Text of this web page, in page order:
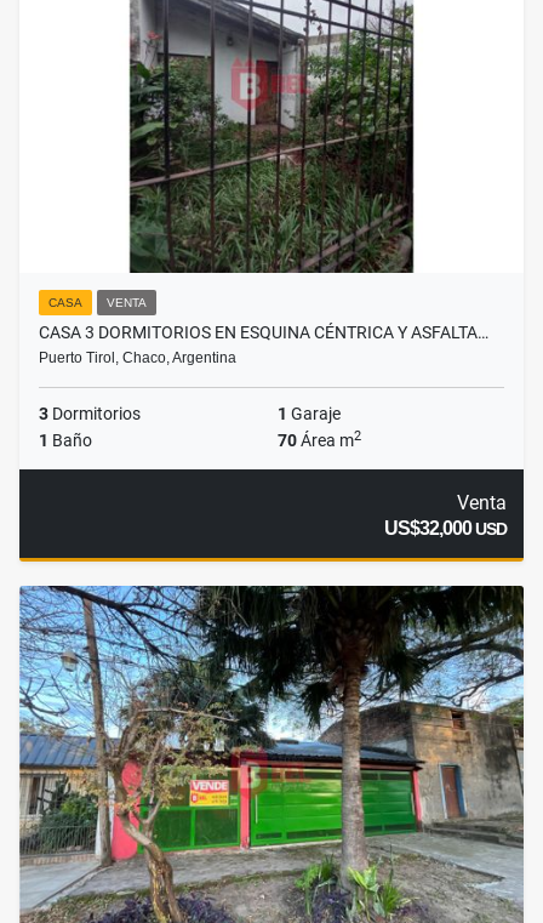
CASA VENTA
CASA 3 DORMITORIOS EN ESQUINA CÉNTRICA Y ASFALTA…
Puerto Tirol, Chaco, Argentina
3 Dormitorios 1 Garaje
1 Baño 70Área m2
Venta
US$32,000USD